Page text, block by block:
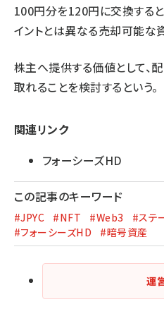
100円分を120円に交換すると
イントとは異なる売却可能な
株主へ提供する価値として、
取れることを検討するという。
関連リンク
フォーシーズHD
この記事のキーワード
#JPYC #NFT #Web3
#ステ
#フォーシーズHD
#暗号資産
運